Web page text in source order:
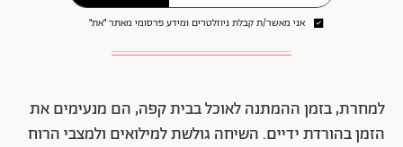
אני מאשר/ת קבלת ניוזלטרים ומידע פרסומי מאתר ״את״
למחרת, בזמן ההמתנה לאוכל בבית קפה, הם מנעימים את
הזמן בהורדת ידיים. השיחה גולשת למילואים ולמצבי הרוח